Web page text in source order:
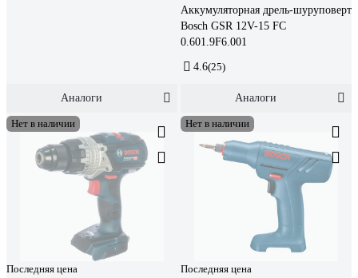
Аналоги
Аккумуляторная дрель-шуруповерт
Bosch GSR 12V-15 FC
0.601.9F6.001
4.6(25)
Аналоги
Нет в наличии
Последняя цена
Нет в наличии
Последняя цена